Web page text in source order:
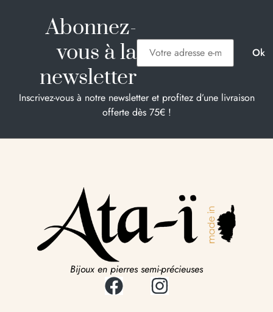
Abonnez-
vous à la
newsletter
Inscrivez-vous à notre newsletter et profitez d’une livraison
offerte dès 75€ !
Bijoux en pierres semi-précieuses